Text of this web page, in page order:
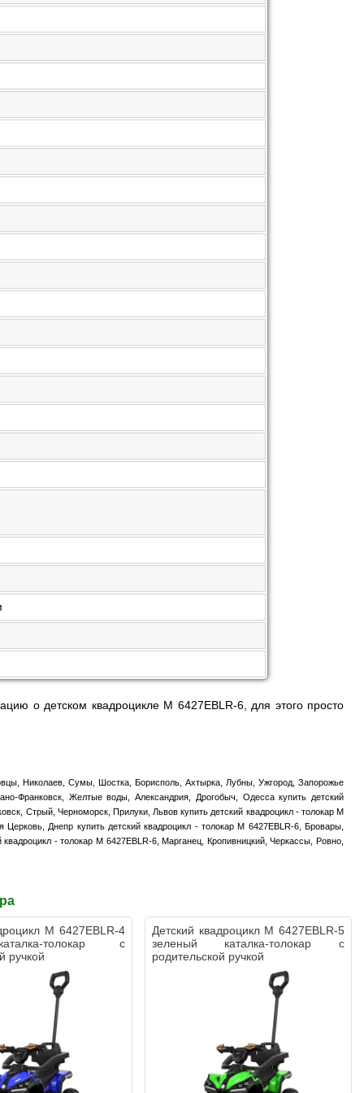
о детском квадроцикле M 6427EBLR-6, для этого просто
Николаев, Сумы, Шостка, Борисполь, Ахтырка, Лубны, Ужгород, Запорожье
Франковск, Желтые воды, Александрия, Дрогобыч, Одесса купить детский
Стрый, Черноморск, Прилуки, Львов купить детский квадроцикл - толокар M
Днепр купить детский квадроцикл - толокар M 6427EBLR-6, Бровары,
- толокар M 6427EBLR-6, Марганец, Кропивницкий, Черкассы, Ровно,
M 6427EBLR-4
толокар с
ручкой
Детский квадроцикл M 6427EBLR-5
зеленый каталка-толокар с
родительской ручкой